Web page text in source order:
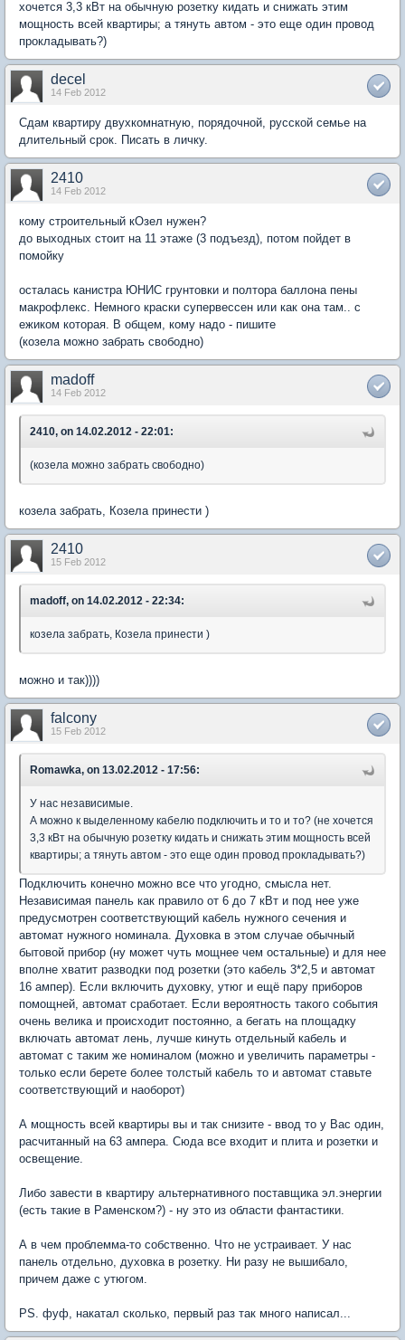
хочется 3,3 кВт на обычную розетку кидать и снижать этим
мощность всей квартиры; а тянуть автом - это еще один провод
прокладывать?)
decel
14 Feb 2012
Сдам квартиру двухкомнатную, порядочной, русской семье на
длительный срок. Писать в личку.
2410
14 Feb 2012
кому строительный кОзел нужен?
до выходных стоит на 11 этаже (3 подъезд), потом пойдет в
помойку
осталась канистра ЮНИС грунтовки и полтора баллона пены
макрофлекс. Немного краски супервессен или как она там.. с
ежиком которая. В общем, кому надо - пишите
(козела можно забрать свободно)
madoff
14 Feb 2012
2410, on 14.02.2012 - 22:01:
(козела можно забрать свободно)
козела забрать, Козела принести )
2410
15 Feb 2012
madoff, on 14.02.2012 - 22:34:
козела забрать, Козела принести )
можно и так))))
falcony
15 Feb 2012
Romawka, on 13.02.2012 - 17:56:
У нас независимые.
А можно к выделенному кабелю подключить и то и то? (не хочется
3,3 кВт на обычную розетку кидать и снижать этим мощность всей
квартиры; а тянуть автом - это еще один провод прокладывать?)
Подключить конечно можно все что угодно, смысла нет.
Независимая панель как правило от 6 до 7 кВт и под нее уже
предусмотрен соответствующий кабель нужного сечения и
автомат нужного номинала. Духовка в этом случае обычный
бытовой прибор (ну может чуть мощнее чем остальные) и для нее
вполне хватит разводки под розетки (это кабель 3*2,5 и автомат
16 ампер). Если включить духовку, утюг и ещё пару приборов
помощней, автомат сработает. Если вероятность такого события
очень велика и происходит постоянно, а бегать на площадку
включать автомат лень, лучше кинуть отдельный кабель и
автомат с таким же номиналом (можно и увеличить параметры -
только если берете более толстый кабель то и автомат ставьте
соответствующий и наоборот)
А мощность всей квартиры вы и так снизите - ввод то у Вас один,
расчитанный на 63 ампера. Сюда все входит и плита и розетки и
освещение.
Либо завести в квартиру альтернативного поставщика эл.энергии
(есть такие в Раменском?) - ну это из области фантастики.
А в чем проблемма-то собственно. Что не устраивает. У нас
панель отдельно, духовка в розетку. Ни разу не вышибало,
причем даже с утюгом.
PS. фуф, накатал сколько, первый раз так много написал...